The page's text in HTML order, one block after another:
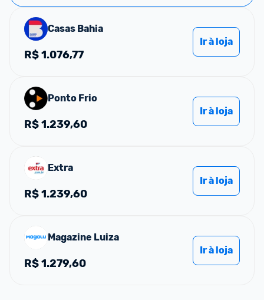
Casas Bahia
R$1.076,77
Ir à loja
Ponto Frio
R$1.239,60
Ir à loja
Extra
R$1.239,60
Ir à loja
Magazine Luiza
R$1.279,60
Ir à loja